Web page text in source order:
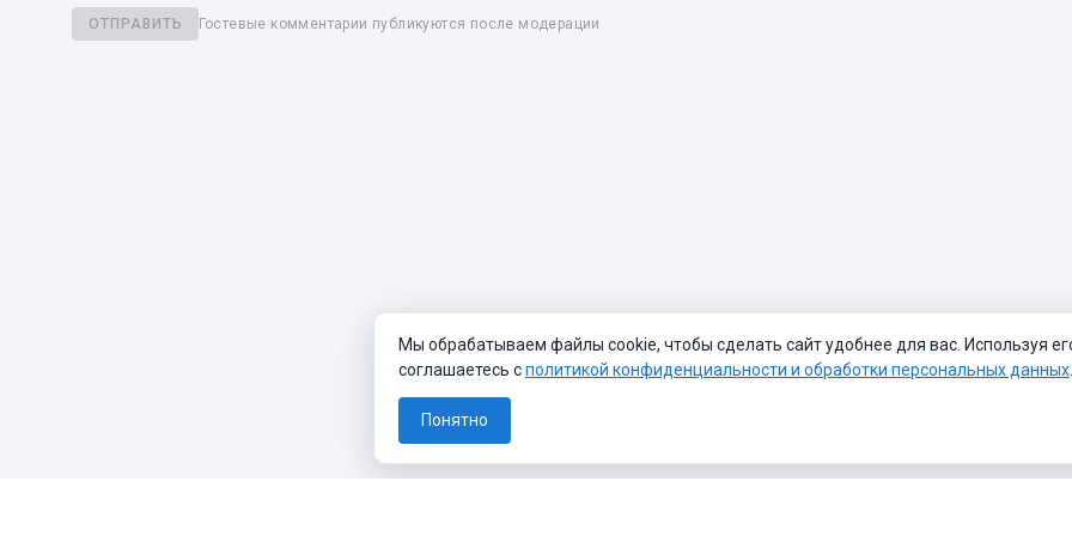
ОТПРАВИТЬ Гостевые комментарии публикуются после модерации
Мы обрабатываем файлы cookie, чтобы сделать сайт удобнее для вас. Используя
соглашаетесь сполитикой конфиденциальности и обработки персональных данных
Понятно